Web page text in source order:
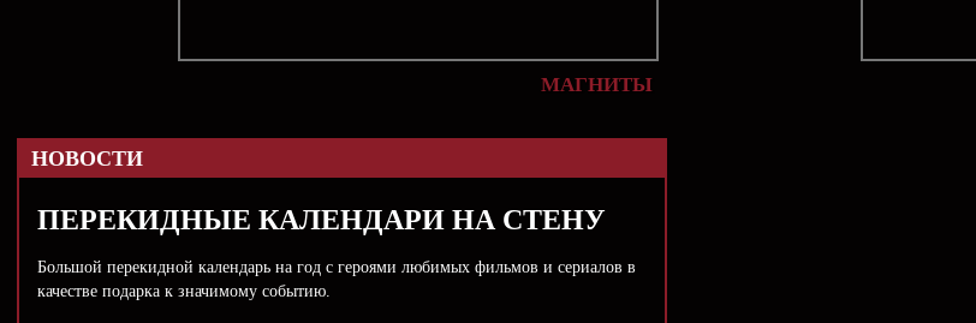
МАГНИТЫ
НОВОСТИ
ПЕРЕКИДНЫЕ КАЛЕНДАРИ НА СТЕНУ
Большой перекидной календарь на год с героями любимых фильмов и сериалов в
качестве подарка к значимому событию.